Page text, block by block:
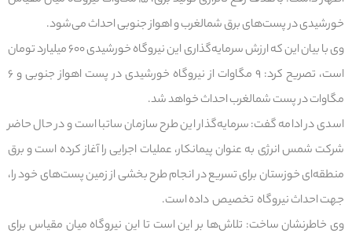
خورشیدی در پست‌های برق شمالغرب و اهواز جنوبی احداث می‌شود.
وی با بیان این که ارزش سرمایه‌گذاری این نیروگاه خورشیدی ۶۰۰ میلیارد تومان
است، تصریح کرد: ۹ مگاوات از نیروگاه خورشیدی در پست اهواز جنوبی و ۶
مگاوات در پست شمالغرب احداث خواهد شد.
اسدی در ادامه گفت: سرمایه‌گذار این طرح سازمان ساتبا است و در حال حاضر
شرکت شمس انرژی به عنوان پیمانکار، عملیات اجرایی را آغاز کرده است و برق
منطقه‌ای خوزستان برای تسریع در انجام طرح بخشی از زمین پست‌های خود را،
جهت احداث نیروگاه تخصیص داده است.
وی خاطرنشان ساخت: تلاش‌ها بر این است تا این نیروگاه میان مقیاس برای